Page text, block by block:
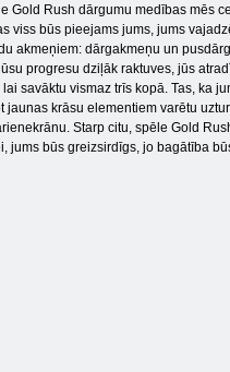
Gold Rush dārgumu medības mēs
viss būs pieejams jums, jums
akmeņiem: dārgakmeņu un
progresu dziļāk raktuves, jūs
savāktu vismaz trīs kopā. Tas, ka
krāsu elementiem varētu
Starp citu, spēle Gold
jums būs greizsirdīgs, jo bagātība